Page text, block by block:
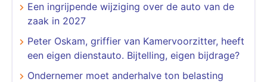
Een ingrijpende wijziging over de auto van de
zaak in 2027
Peter Oskam, griffier van Kamervoorzitter, heeft
een eigen dienstauto. Bijtelling, eigen bijdrage?
Ondernemer moet anderhalve ton belasting